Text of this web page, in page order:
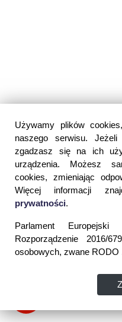
Używamy plików
naszego serwisu.
zgadzasz się na ich
urządzenia. Możesz
cookies, zmieniając
Więcej informacji
prywatności.
Parlament
Rozporządzenie 2016/
osobowych, zwane RODO